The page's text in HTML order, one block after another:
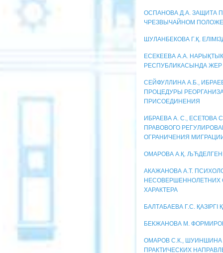
ОСПАНОВА Д.А. ЗАЩИТА
ЧРЕЗВЫЧАЙНОМ
ШУЛАНБЕКОВА Г.Қ.
ЕСЕКЕЕВА А.А.
РЕСПУБЛИКАСЫНДА ЖЕР
СЕЙФУЛЛИНА А.Б.,
ПРОЦЕДУРЫ
ПРИСОЕДИНЕНИЯ
ИБРАЕВА А. С., ЕСЕТОВА
ПРАВОВОГО
ОГРАНИЧЕНИЯ
ОМАРОВА А.Қ.
АКАЖАНОВА А.Т.
НЕСОВЕРШЕННОЛЕТНИХ
ХАРАКТЕРА
БАЛТАБАЕВА Г.С.
БЕКЖАНОВА М.
ОМАРОВ С.К.,
ПРАКТИЧЕСКИХ